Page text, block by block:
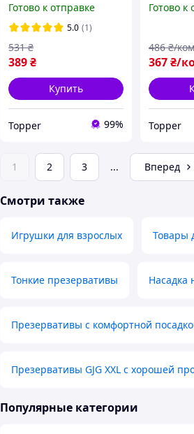
пупырышками +
Подарок Набор-6шт
Удиви Ее! Яркий оргазм
обеспечен!
Готово к отправке
5.0 (1)
389₴
531 ₴
Купить
Topper 99%
Удиви
Готово к
367₴/
486 ₴/
Topper
1 2 3 ... Вперед
Смотри также
Игрушки для взрослых Товары
Тонкие презервативы Насадка
Презервативы с комфортной
Презервативы GJG XXL с хорошей
Популярные категории